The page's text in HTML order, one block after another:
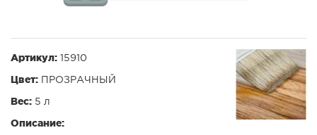
Артикул: 15910
Цвет: ПРОЗРАЧНЫЙ
Вес: 5 л
Описание: